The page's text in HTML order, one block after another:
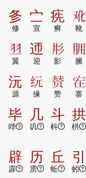
㣊
修
㝉
宣
㾌
癣
𰆳
靴
𰭝
翼
迊
迎
𢒈
影
𦙸
臃
沅
源
𰫾
缘
𰷣
赞
𰌻
寨
毕
哔
几
叽
斗
枓
拱
栱
辟
霹
历
雳
丘
蚯
引
蚓